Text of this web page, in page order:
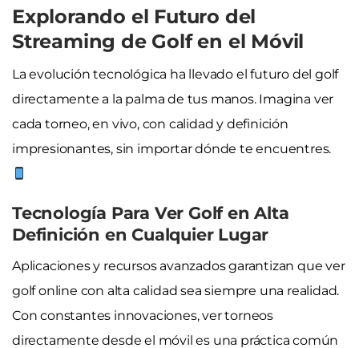
Explorando el Futuro del
Streaming de Golf en el Móvil
La evolución tecnológica ha llevado el futuro del golf
directamente a la palma de tus manos. Imagina ver
cada torneo, en vivo, con calidad y definición
impresionantes, sin importar dónde te encuentres.
Tecnología Para Ver Golf en Alta
Definición en Cualquier Lugar
Aplicaciones y recursos avanzados garantizan que ver
golf online con alta calidad sea siempre una realidad.
Con constantes innovaciones, ver torneos
directamente desde el móvil es una práctica común